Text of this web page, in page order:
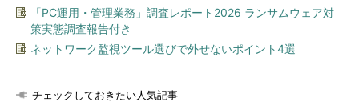
「PC運用・管理業務」調査レポート2026 ランサムウェア対
策実態調査報告付き
ネットワーク監視ツール選びで外せないポイント4選
チェックしておきたい人気記事